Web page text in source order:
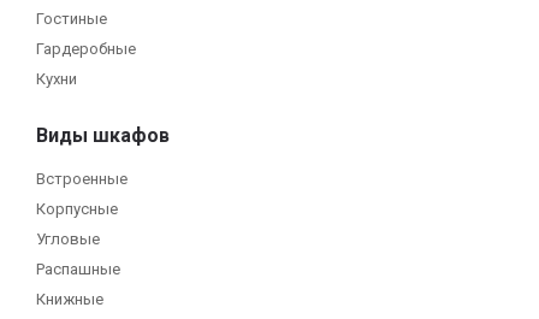
Гостиные
Гардеробные
Кухни
Виды шкафов
Встроенные
Корпусные
Угловые
Распашные
Книжные